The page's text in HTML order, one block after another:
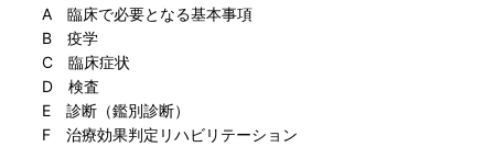
A 臨床で必要となる基本事項
B 疫学
C 臨床症状
D 検査
E 診断（鑑別診断）
F 治療効果判定リハビリテーション